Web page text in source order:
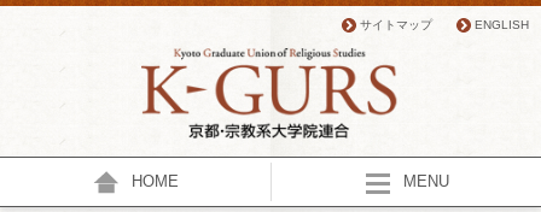
サイトマップ ENGLISH
HOME MENU